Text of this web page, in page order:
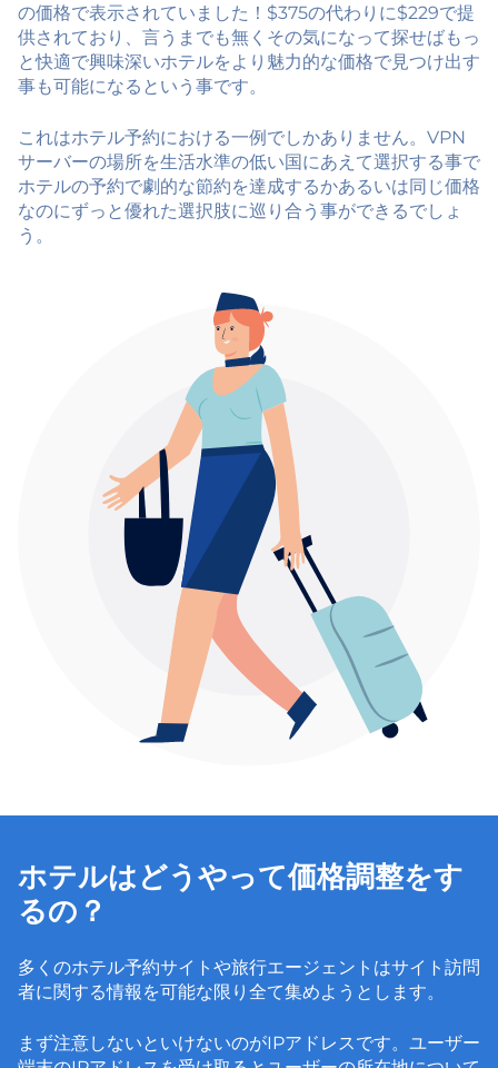
の価格で表示されていました！$375の代わりに$229で提
供されており、言うまでも無くその気になって探せばもっ
と快適で興味深いホテルをより魅力的な価格で見つけ出す
事も可能になるという事です。
これはホテル予約における一例でしかありません。VPN
サーバーの場所を生活水準の低い国にあえて選択する事で
ホテルの予約で劇的な節約を達成するかあるいは同じ価格
なのにずっと優れた選択肢に巡り合う事ができるでしょ
う。
ホテルはどうやって価格調整をす
るの？
多くのホテル予約サイトや旅行エージェントはサイト訪問
者に関する情報を可能な限り全て集めようとします。
まず注意しないといけないのがIPアドレスです。ユーザー